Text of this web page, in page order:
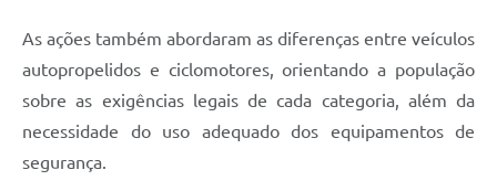
As ações também abordaram as diferenças entre veículos
autopropelidos e ciclomotores, orientando a população
sobre as exigências legais de cada categoria, além da
necessidade do uso adequado dos equipamentos de
segurança.